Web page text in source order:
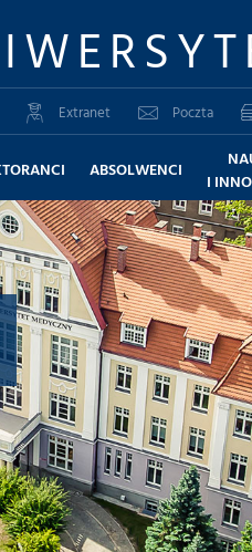
Extranet Poczta
ABSOLWENCI
I